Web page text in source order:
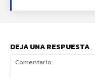
DEJA UNA RESPUESTA